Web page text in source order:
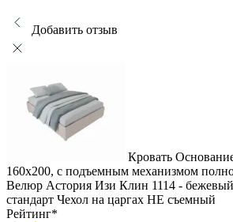
Добавить отзыв
Кровать
160x200, с подъемным механизмом
Велюр Астория Изи Клин 1114 -
стандарт Чехол на царгах НЕ съемный
Рейтинг*